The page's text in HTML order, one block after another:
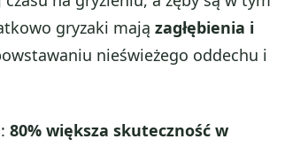
gryzaki mają zagłębienia i
nieświeżego oddechu i
80% większa skuteczność w